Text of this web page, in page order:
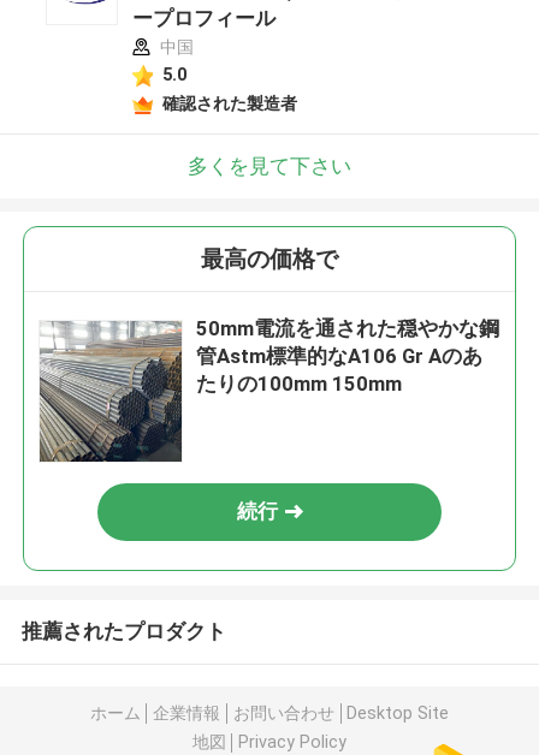
ープロフィール
中国
5.0
確認された製造者
多くを見て下さい
最高の価格で
50mm電流を通された穏やかな鋼
管Astm標準的なA106 Gr Aのあ
たりの100mm 150mm
続行
推薦されたプロダクト
ホーム 企業情報 お問い合わせ
Desktop Site
地図
Privacy Policy